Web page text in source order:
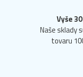
Vyše
Naše sklady
tovaru